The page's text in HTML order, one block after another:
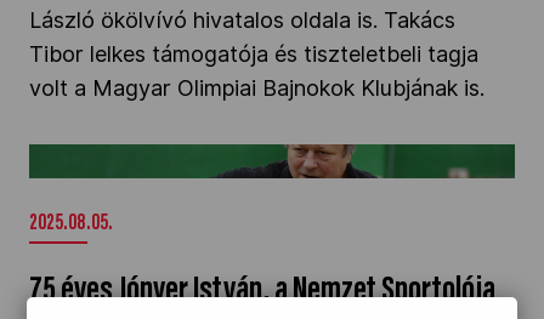
László ökölvívó hivatalos oldala is. Takács
Tibor lelkes támogatója és tiszteletbeli tagja
volt a Magyar Olimpiai Bajnokok Klubjának is.
75 éves Jónyer István, a Nemzet Sportolója" />
2025.08.05.
75 éves Jónyer István, a Nemzet Sportolója